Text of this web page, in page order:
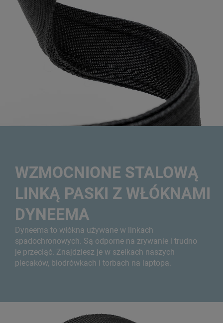
WZMOCNIONE STALOWĄ
LINKĄ PASKI Z WŁÓKNAMI
DYNEEMA
Dyneema to włókna używane w linkach
spadochronowych. Są odporne na zrywanie i trudno
je przeciąć. Znajdziesz je w szelkach naszych
plecaków, biodrówkach i torbach na laptopa.